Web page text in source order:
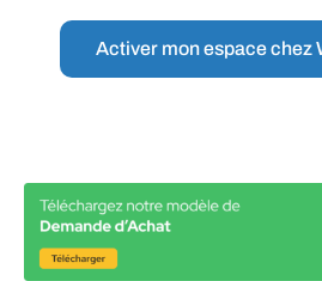
Activer mon espace chez